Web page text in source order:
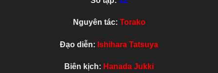
Nguyên tác: Torako
Đạo diễn: Ishihara Tatsuya
Biên kịch: Hanada Jukki